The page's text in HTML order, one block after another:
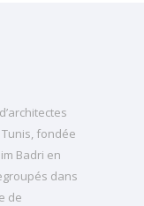
fondée
Badri en
dans
de